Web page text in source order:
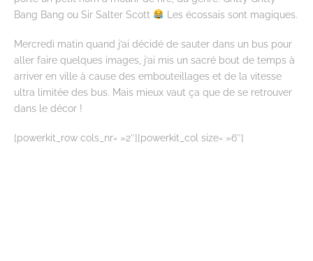
Bang Bang ou Sir Salter Scott
Les écossais sont magiques.
Mercredi matin quand j’ai décidé de sauter dans un bus pour
aller faire quelques images, j’ai mis un sacré bout de temps à
arriver en ville à cause des embouteillages et de la vitesse
ultra limitée des bus. Mais mieux vaut ça que de se retrouver
dans le décor !
[powerkit_row cols_nr= »2″][powerkit_col size= »6″]